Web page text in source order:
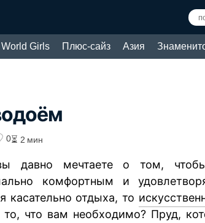
World Girls Плюс-сайз Азия
0⏳ 2 мин
давно мечтаете о том,
комфортным и
касательно отдыха, то
то, что вам необходимо? Пруд,